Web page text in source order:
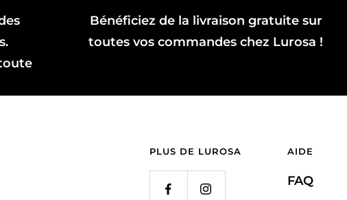
Bénéficiez de la livraison gratuite sur
toutes vos commandes chez Lurosa !
PLUS DE LUROSA AIDE
FAQ